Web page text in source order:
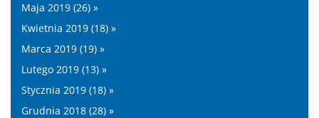
Maja 2019 (26) »
Kwietnia 2019 (18) »
Marca 2019 (19) »
Lutego 2019 (13) »
Stycznia 2019 (18) »
Grudnia 2018 (28) »